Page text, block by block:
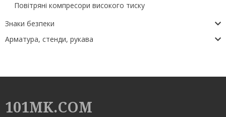
Повітряні компресори високого тиску
Знаки безпеки
Арматура, стенди, рукава
101MK.COM